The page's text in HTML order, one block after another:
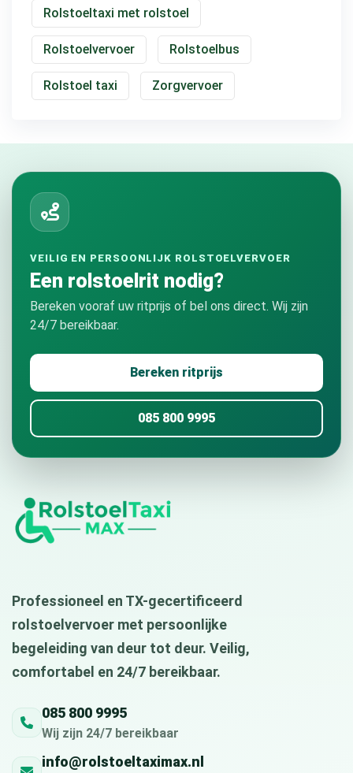
Rolstoeltaxi met rolstoel
Rolstoelvervoer Rolstoelbus
Rolstoel taxi Zorgvervoer
VEILIG EN PERSOONLIJK ROLSTOELVERVOER
Een rolstoelrit nodig?
Bereken vooraf uw ritprijs of bel ons direct. Wij zijn
24/7 bereikbaar.
Bereken ritprijs
085 800 9995
Professioneel en TX-gecertificeerd
rolstoelvervoer met persoonlijke
begeleiding van deur tot deur. Veilig,
comfortabel en 24/7 bereikbaar.
085 800 9995
Wij zijn 24/7 bereikbaar
info@rolstoeltaximax.nl